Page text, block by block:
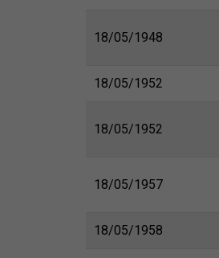
18/05/1948
18/05/1952
18/05/1952
18/05/1957
18/05/1958